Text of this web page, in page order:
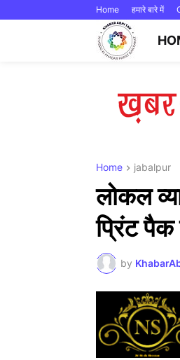
Home हमारे बारे में
Home jabalpur
लोकल
प्रिंट पैक
by